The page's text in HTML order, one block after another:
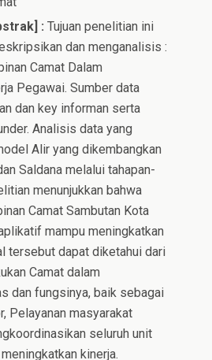
: Tujuan penelitian ini
dan menganalisis :
Camat Dalam
Pegawai. Sumber data
dan key informan serta
Analisis data yang
Alir yang dikembangkan
Saldana melalui tahapan-
menunjukkan bahwa
Camat Sambutan Kota
mampu meningkatkan
tersebut dapat diketahui dari
Camat dalam
dan fungsinya, baik sebagai
Pelayanan masyarakat
seluruh unit
kinerja.